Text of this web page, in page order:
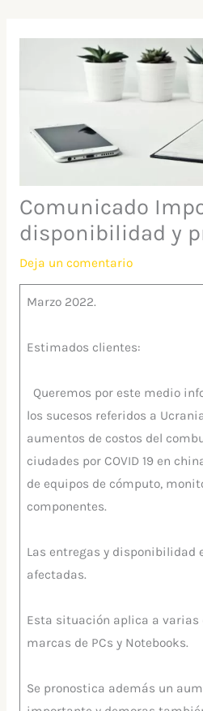
Comunicado
disponibilidad y
Deja un comentario
Marzo 2022.
Estimados clientes:
Queremos por este medio
los sucesos referidos a
aumentos de costos del
ciudades por COVID 19 en
de equipos de cómputo,
componentes.
Las entregas y disponibilidad
afectadas.
Esta situación aplica a varias
marcas de PCs y Notebooks.
Se pronostica además un